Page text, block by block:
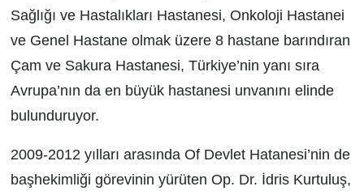
Sağlığı ve Hastalıkları Hastanesi, Onkoloji Hastanei
ve Genel Hastane olmak üzere 8 hastane barındıran
Çam ve Sakura Hastanesi, Türkiye’nin yanı sıra
Avrupa’nın da en büyük hastanesi unvanını elinde
bulunduruyor.
2009-2012 yılları arasında Of Devlet Hatanesi’nin de
başhekimliği görevinin yürüten Op. Dr. İdris Kurtuluş,